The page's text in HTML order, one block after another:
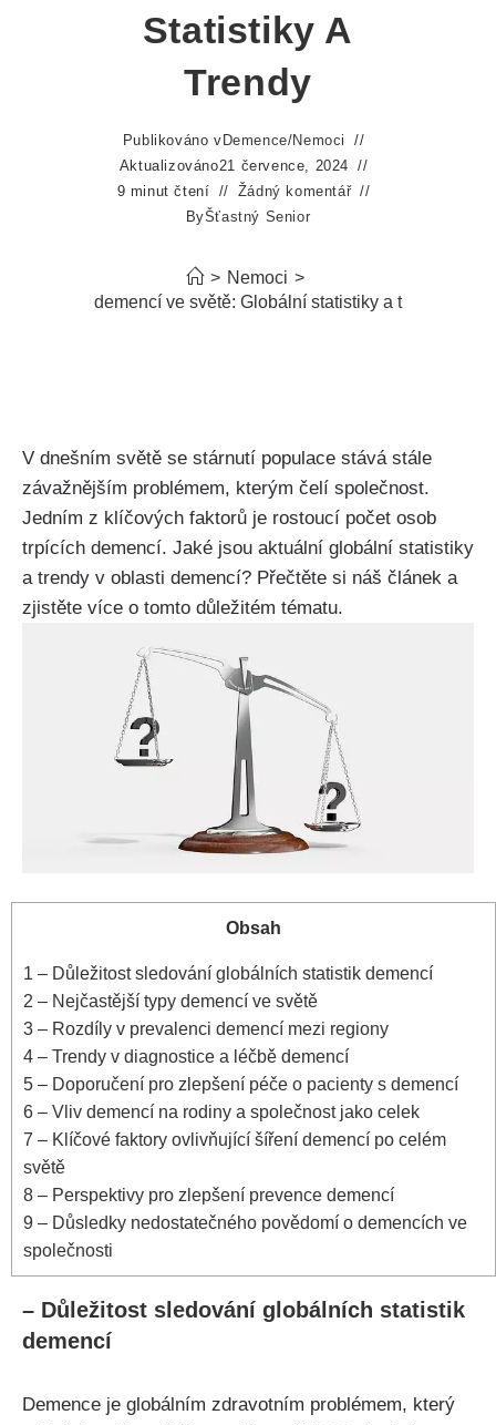
Statistiky A
Trendy
Publikováno v Demence/Nemoci
Aktualizováno21 července, 2024
9 minut čtení
Žádný komentář
ByŠťastný Senior
> Nemoci >
Kolik demencí ve světě: Globální statistiky a trendy
V dnešním světě se stárnutí populace stává stále
závažnějším problémem, kterým čelí společnost.
Jedním z klíčových faktorů je rostoucí počet osob
trpících demencí. Jaké jsou aktuální globální statistiky
a trendy v oblasti demencí? Přečtěte si náš článek a
zjistěte více o tomto důležitém tématu.
Obsah
1 – Důležitost sledování globálních statistik demencí
2 – Nejčastější typy demencí ve světě
3 – Rozdíly v prevalenci demencí mezi regiony
4 – Trendy v diagnostice a léčbě demencí
5 – Doporučení pro zlepšení péče o pacienty s demencí
6 – Vliv demencí na rodiny a společnost jako celek
7 – Klíčové faktory ovlivňující šíření demencí po celém
světě
8 – Perspektivy pro zlepšení prevence demencí
9 – Důsledky nedostatečného povědomí o demencích ve
společnosti
– Důležitost sledování globálních statistik
demencí
Demence je globálním zdravotním problémem, který